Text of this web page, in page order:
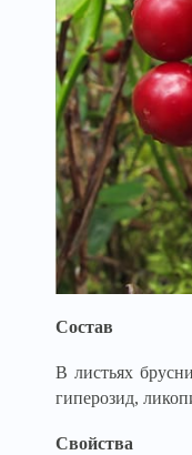
Состав
В листьях
гиперозид,
Свойства